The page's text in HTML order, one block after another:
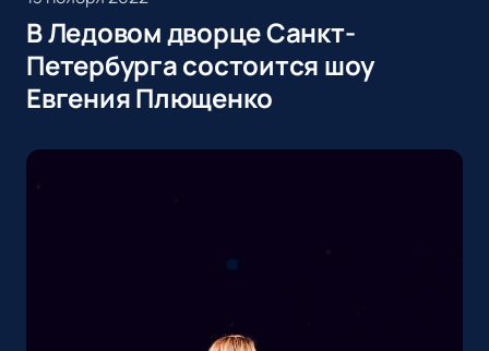
В Ледовом дворце Санкт-
Петербурга состоится шоу
Евгения Плющенко